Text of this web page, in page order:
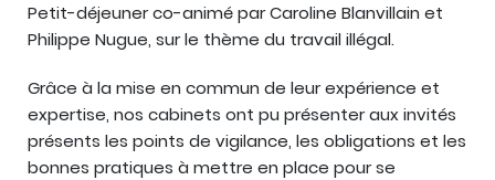
Petit-déjeuner co-animé par Caroline Blanvillain et
Philippe Nugue, sur le thème du travail illégal.
Grâce à la mise en commun de leur expérience et
expertise, nos cabinets ont pu présenter aux invités
présents les points de vigilance, les obligations et les
bonnes pratiques à mettre en place pour se